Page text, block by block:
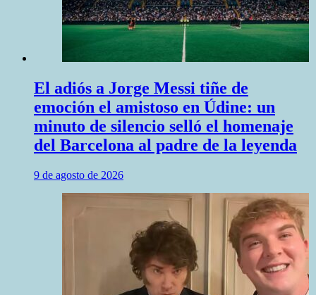
El adiós a Jorge Messi tiñe de
emoción el amistoso en Údine: un
minuto de silencio selló el homenaje
del Barcelona al padre de la leyenda
9 de agosto de 2026